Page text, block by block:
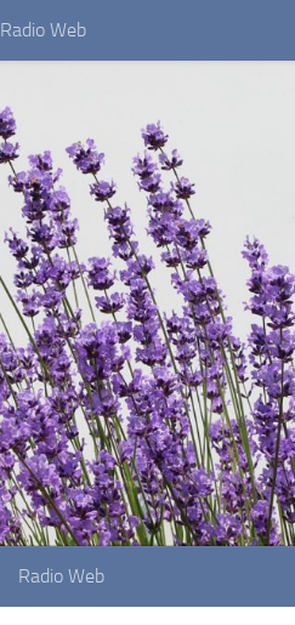
Radio Web
Radio Web